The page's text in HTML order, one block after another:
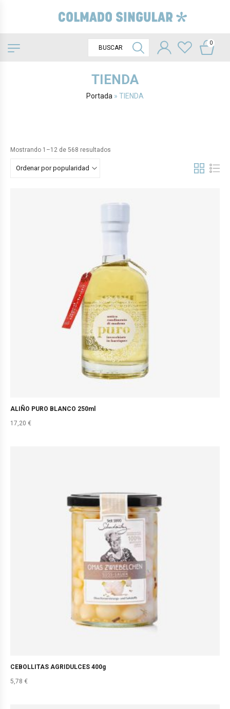
0
TIENDA
Portada » TIENDA
Mostrando 1–12 de 568 resultados
Ordenar por popularidad
ALIÑO PURO BLANCO 250ml
17,20 €
CEBOLLITAS AGRIDULCES 400g
5,78 €